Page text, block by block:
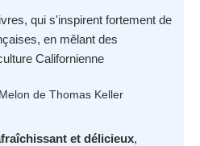
qui s'inspirent fortement de
en mêlant des
Californienne
et délicieux,